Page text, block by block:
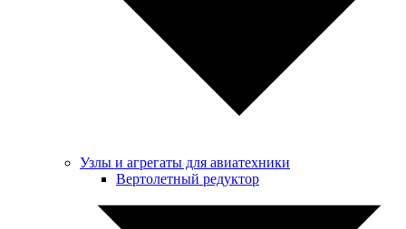
Узлы и агрегаты для авиатехники
Вертолетный редуктор